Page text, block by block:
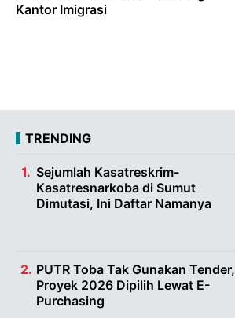
Kantor Imigrasi
TRENDING
Sejumlah Kasatreskrim-
Kasatresnarkoba di Sumut
Dimutasi, Ini Daftar Namanya
PUTR Toba Tak Gunakan Tender,
Proyek 2026 Dipilih Lewat E-
Purchasing